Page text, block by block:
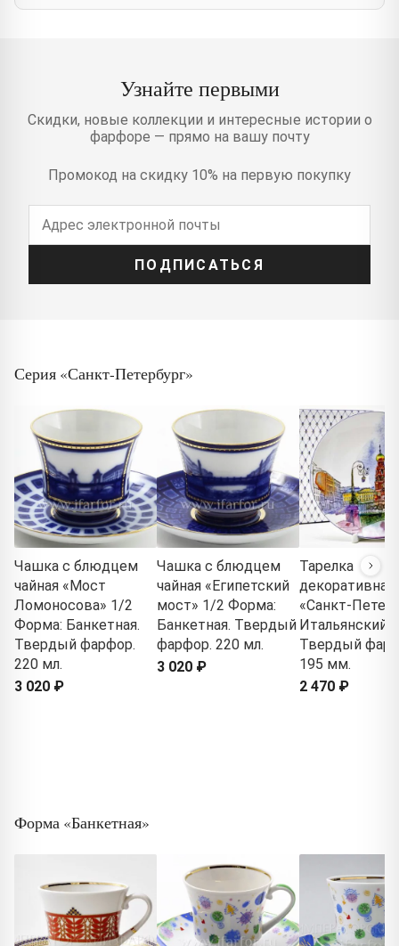
Узнайте первыми
Скидки, новые коллекции и интересные истории о
фарфоре — прямо на вашу почту
Промокод на скидку 10% на первую покупку
ПОДПИСАТЬСЯ
Серия «Санкт-Петербург»
Чашка с блюдцем
чайная «Мост
Ломоносова» 1/2
Форма: Банкетная.
Твердый фарфор.
220 мл.
3 020 ₽
Чашка с блюдцем
чайная «Египетский
мост» 1/2 Форма:
Банкетная. Твердый
фарфор. 220 мл.
3 020 ₽
Тарелка
декоративная
«Санкт-
Итальянский
Твердый
195 мм.
2 470 ₽
Форма «Банкетная»